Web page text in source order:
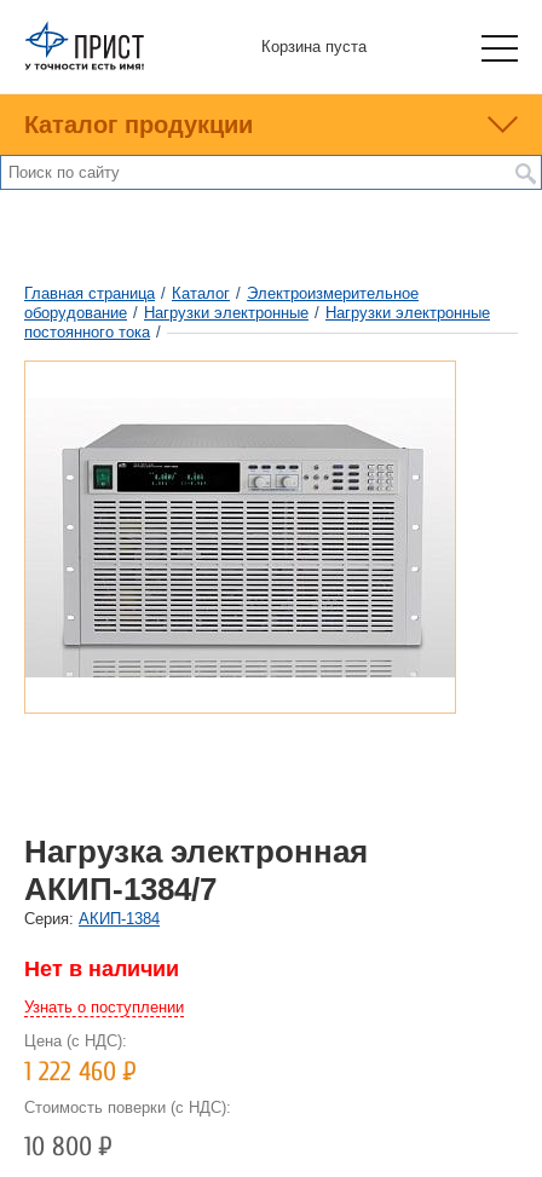
Корзина пуста
Каталог продукции
Главная страница / Каталог / Электроизмерительное
оборудование / Нагрузки электронные / Нагрузки электронные
постоянного тока /
Нагрузка электронная
АКИП-1384/7
Cерия: АКИП-1384
Нет в наличии
Узнать о поступлении
Цена (с НДС):
1 222 460Р
Стоимость поверки (с НДС):
10 800Р